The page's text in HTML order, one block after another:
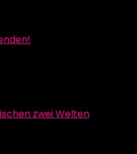
zwei Welten